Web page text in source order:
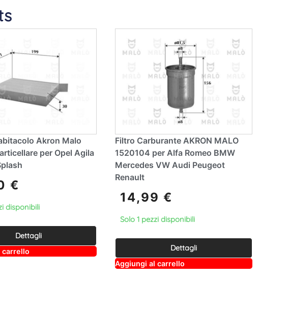
Akron Malo
per Opel Agila
€
disponibili
Dettagli
carrello
lt
Filtro Carburante AKRON MALO
1520104 per Alfa Romeo BMW
Mercedes VW Audi Peugeot
Renault
14,99€
Solo 1 pezzi disponibili
Dettagli
Aggiungi al carrello
lt